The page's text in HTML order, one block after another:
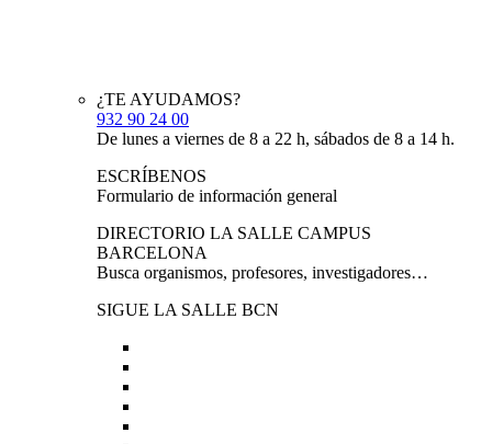
¿TE AYUDAMOS?
932 90 24 00
De lunes a viernes de 8 a 22 h, sábados de 8 a 14 h.
ESCRÍBENOS
Formulario de información general
DIRECTORIO LA SALLE CAMPUS
BARCELONA
Busca organismos, profesores, investigadores…
SIGUE LA SALLE BCN